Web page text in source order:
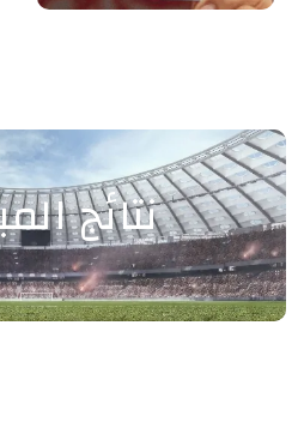
نتائج